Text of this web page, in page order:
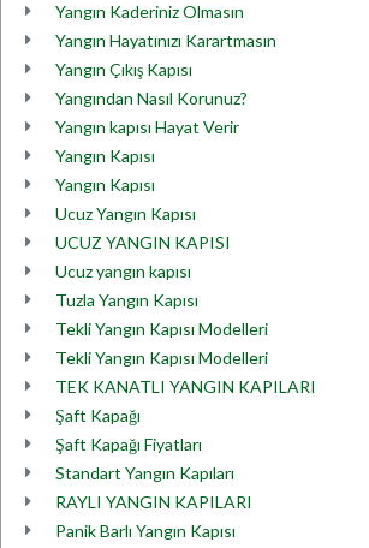
Yangın Kaderiniz Olmasın
Yangın Hayatınızı Karartmasın
Yangın Çıkış Kapısı
Yangından Nasıl Korunuz?
Yangın kapısı Hayat Verir
Yangın Kapısı
Yangın Kapısı
Ucuz Yangın Kapısı
UCUZ YANGIN KAPISI
Ucuz yangın kapısı
Tuzla Yangın Kapısı
Tekli Yangın Kapısı Modelleri
Tekli Yangın Kapısı Modelleri
TEK KANATLI YANGIN KAPILARI
Şaft Kapağı
Şaft Kapağı Fiyatları
Standart Yangın Kapıları
RAYLI YANGIN KAPILARI
Panik Barlı Yangın Kapısı